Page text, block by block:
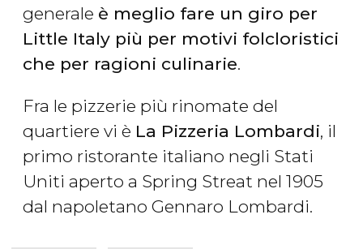
generale è meglio fare un giro per
Little Italy più per motivi folcloristici
che per ragioni culinarie.
Fra le pizzerie più rinomate del
quartiere vi è La Pizzeria Lombardi, il
primo ristorante italiano negli Stati
Uniti aperto a Spring Streat nel 1905
dal napoletano Gennaro Lombardi.